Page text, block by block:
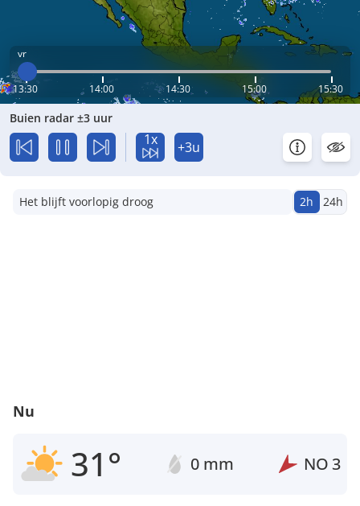
vr
13:30 14:00 14:30 15:00 15:30
Buien radar ±3 uur
1x +3u
Het blijft voorlopig droog 2h 24h
Nu
31° 0 mm NO3